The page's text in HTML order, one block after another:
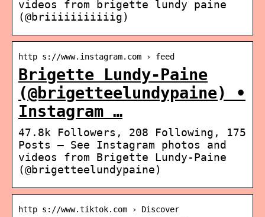
videos from brigette lundy paine
(@briiiiiiiiiiig)
http s://www.instagram.com › feed
Brigette Lundy-Paine
(@brigetteelundypaine) •
Instagram …
47.8k Followers, 208 Following, 175
Posts – See Instagram photos and
videos from Brigette Lundy-Paine
(@brigetteelundypaine)
http s://www.tiktok.com › Discover